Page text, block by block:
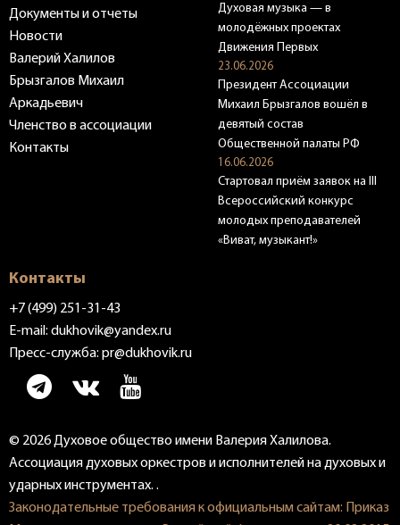
Документы и отчеты
Новости
Валерий Халилов
Брызгалов Михаил
Аркадьевич
Членство в ассоциации
Контакты
Духовая музыка — в
молодёжных проектах
Движения Первых
23.06.2026
Президент Ассоциации
Михаил Брызгалов вошёл в
девятый состав
Общественной палаты РФ
16.06.2026
Стартовал приём заявок на III
Всероссийский конкурс
молодых преподавателей
«Виват, музыкант!»
Контакты
+7 (499) 251-31-43
E-mail: dukhovik@yandex.ru
Пресс-служба: pr@dukhovik.ru
© 2026 Духовое общество имени Валерия Халилова.
Ассоциация духовых оркестров и исполнителей на духовых и
ударных инструментах. .
Законодательные требования к официальным сайтам: Приказ